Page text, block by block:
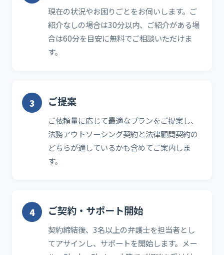
現在の状況やお困りごとをお伺いします。ご
紹介なしの場合は30分以内、ご紹介がある場
合は60分を目安に無料でご相談いただけま
す。
ご提案
ご依頼量に応じて最適なプランをご提案し、
法務アウトソーシング契約と法律顧問契約の
どちらが適しているかも含めてご案内しま
す。
ご契約・サポート開始
契約締結後、3名以上の弁護士を担当者とし
てアサインし、サポートを開始します。メー